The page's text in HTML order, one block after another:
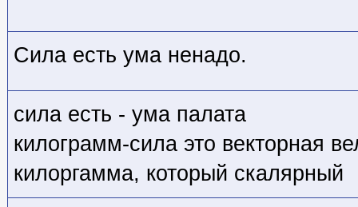
Сила есть ума ненадо.
сила есть - ума палата
килограмм-сила это векторная
килоргамма, который скалярный